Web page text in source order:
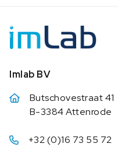
Imlab BV
Butschovestraat 41
B-3384 Attenrode
+32 (0)16 73 55 72